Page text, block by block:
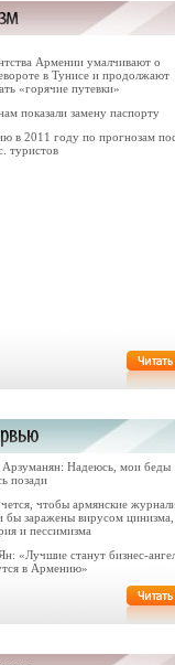
Армении умалчивают о
в Тунисе и продолжают
«горячие путевки»
показали замену паспорту
в 2011 году по прогнозам
туристов
Арзуманян: Надеюсь, мои беды
позади
чтобы армянские
бы заражены вирусом цинизма,
и пессимизма
«Лучшие станут бизнес-
в Армению»